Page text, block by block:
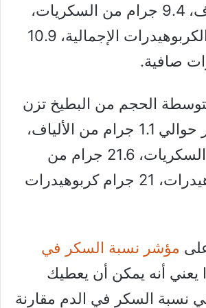
جرام من الألياف، 9.4 جرام من السكريات،
11.5 جرام من الكربوهيدرات الإجمالية، 10.9
صافية.
الحجم من البطيخ تزن
286 جرام توفر حوالي 1.1 جرام من الألياف،
17.7 جرام من السكريات، 21.6 جرام من
إجمالي الكربوهيدرات، 21 جرام كربوهيدرات
مؤشر نسبة السكر في
يعني أنه يمكن أن يعطيك
نسبة السكر في الدم مقارنة